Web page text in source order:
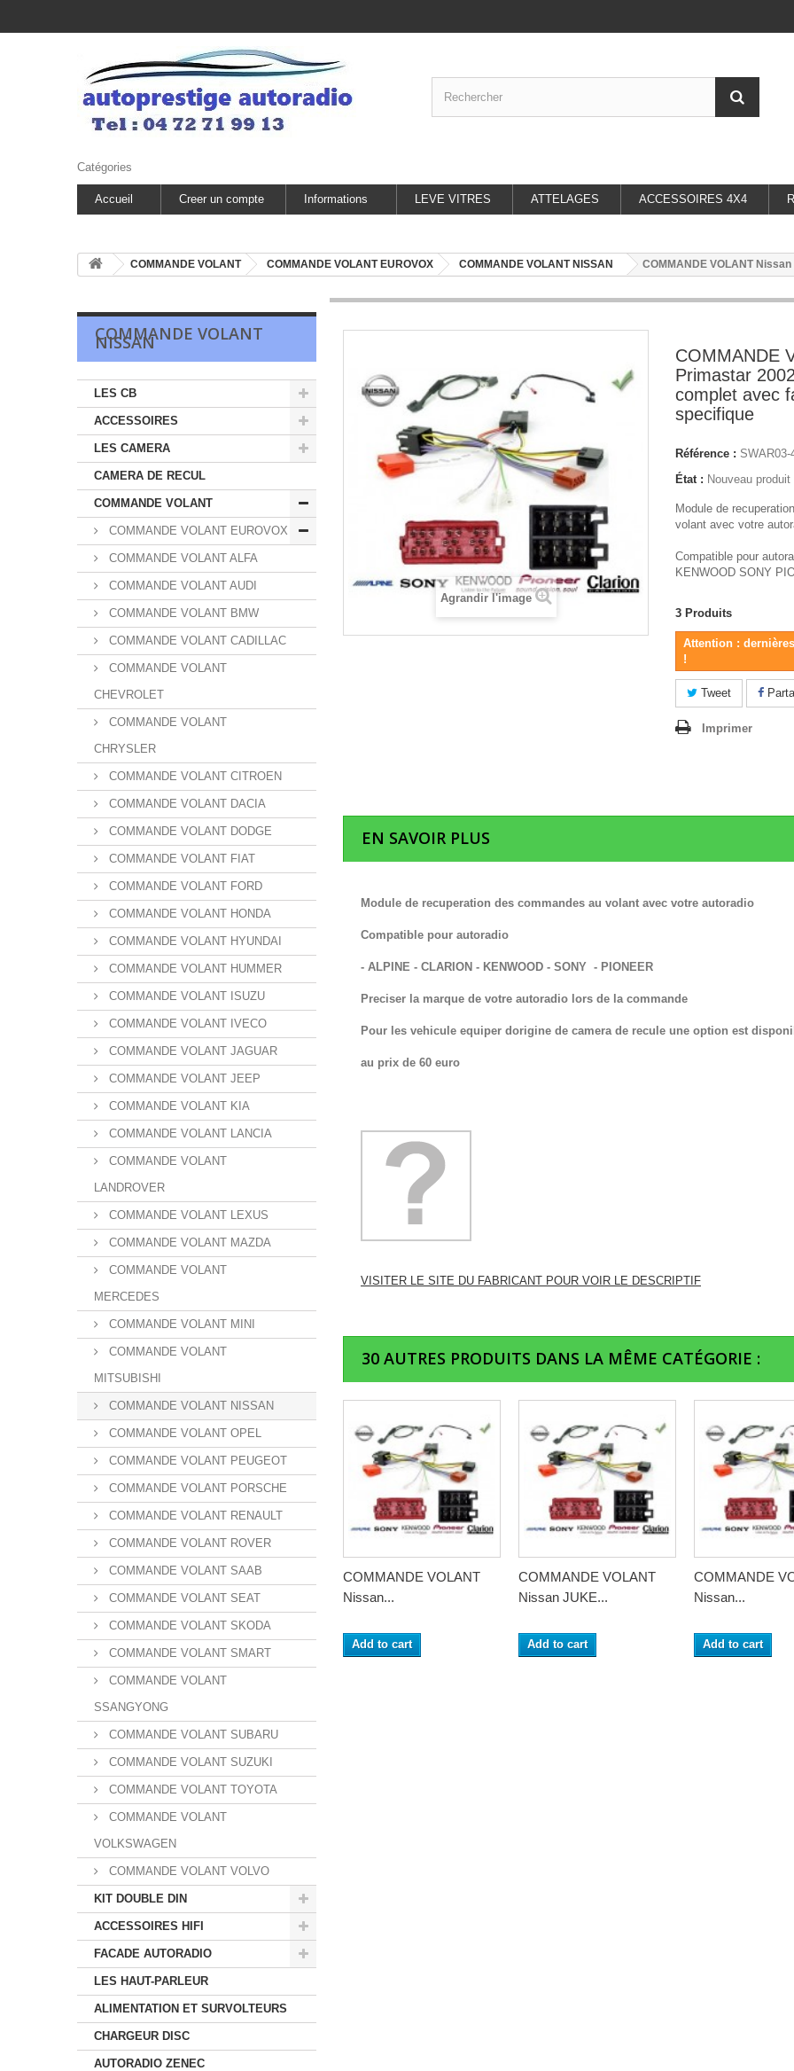
Catégories
Accueil Creer un compte Informations LEVE VITRES ATTELAGES ACCESSOIRES 4X4
COMMANDE VOLANT COMMANDE VOLANT EUROVOX COMMANDE VOLANT NISSAN COMMANDE VOLANT
COMMANDE VOLANT
NISSAN
LES CB
ACCESSOIRES
LES CAMERA
CAMERA DE RECUL
COMMANDE VOLANT
COMMANDE VOLANT EUROVOX
COMMANDE VOLANT ALFA
COMMANDE VOLANT AUDI
COMMANDE VOLANT BMW
COMMANDE VOLANT CADILLAC
COMMANDE VOLANT
CHEVROLET
COMMANDE VOLANT
CHRYSLER
COMMANDE VOLANT CITROEN
COMMANDE VOLANT DACIA
COMMANDE VOLANT DODGE
COMMANDE VOLANT FIAT
COMMANDE VOLANT FORD
COMMANDE VOLANT HONDA
COMMANDE VOLANT HYUNDAI
COMMANDE VOLANT HUMMER
COMMANDE VOLANT ISUZU
COMMANDE VOLANT IVECO
COMMANDE VOLANT JAGUAR
COMMANDE VOLANT JEEP
COMMANDE VOLANT KIA
COMMANDE VOLANT LANCIA
COMMANDE VOLANT
LANDROVER
COMMANDE VOLANT LEXUS
COMMANDE VOLANT MAZDA
COMMANDE VOLANT
MERCEDES
COMMANDE VOLANT MINI
COMMANDE VOLANT
MITSUBISHI
COMMANDE VOLANT NISSAN
COMMANDE VOLANT OPEL
COMMANDE VOLANT PEUGEOT
COMMANDE VOLANT PORSCHE
COMMANDE VOLANT RENAULT
COMMANDE VOLANT ROVER
COMMANDE VOLANT SAAB
COMMANDE VOLANT SEAT
COMMANDE VOLANT SKODA
COMMANDE VOLANT SMART
COMMANDE VOLANT
SSANGYONG
COMMANDE VOLANT SUBARU
COMMANDE VOLANT SUZUKI
COMMANDE VOLANT TOYOTA
COMMANDE VOLANT
VOLKSWAGEN
COMMANDE VOLANT VOLVO
KIT DOUBLE DIN
ACCESSOIRES HIFI
FACADE AUTORADIO
LES HAUT-PARLEUR
ALIMENTATION ET SURVOLTEURS
CHARGEUR DISC
AUTORADIO ZENEC
Agrandir l'image
COMMANDE
Primastar
complet avec
specifique
Référence : SWAR03-
État : Nouveau produit
Module de
volant avec votre
Compatible pour
KENWOOD SONY
3 Produits
Attention :
!
Tweet
Imprimer
EN SAVOIR PLUS
Module de recuperation des commandes au volant avec votre autoradio
Compatible pour autoradio
- ALPINE - CLARION - KENWOOD - SONY - PIONEER
Preciser la marque de votre autoradio lors de la commande
Pour les vehicule equiper dorigine de camera de recule une option est
au prix de 60 euro
VISITER LE SITE DU FABRICANT POUR VOIR LE DESCRIPTIF
30 AUTRES PRODUITS DANS LA MÊME CATÉGORIE :
COMMANDE VOLANT
Nissan...
Add to cart
COMMANDE VOLANT
Nissan JUKE...
Add to cart
COMMANDE
Nissan...
Add to cart